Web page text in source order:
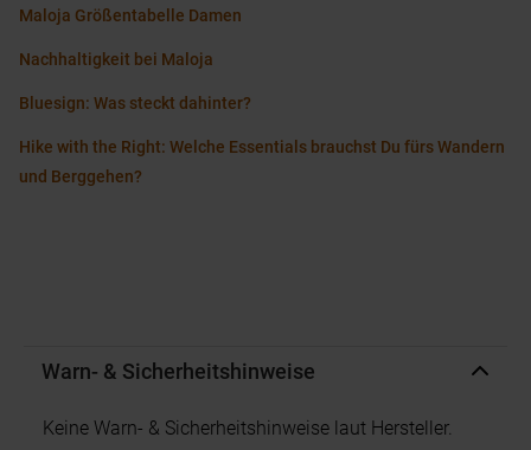
Maloja Größentabelle Damen
Nachhaltigkeit bei Maloja
Bluesign: Was steckt dahinter?
Hike with the Right: Welche Essentials brauchst Du fürs Wandern
und Berggehen?
Warn- & Sicherheitshinweise
Keine Warn- & Sicherheitshinweise laut Hersteller.